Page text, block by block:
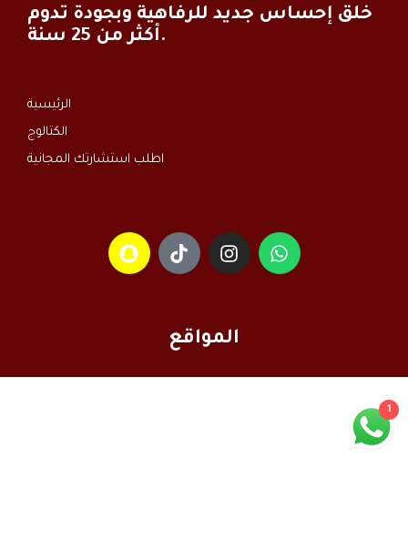
خلق إحساس جديد للرفاهية وبجودة تدوم
أكثر من 25 سنة.
الرئيسية
الكتالوج
اطلب استشارتك المجانية
المواقع
1